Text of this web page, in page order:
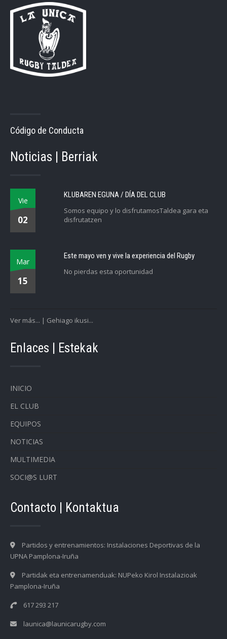
Código de Conducta
Noticias | Berriak
Vie
02
KLUBAREN EGUNA / DÍA DEL CLUB
Somos equipo y lo disfrutamosTaldea gara eta
disfrutatzen
Mar
15
Este mayo ven y vive la experiencia del Rugby
No pierdas esta oportunidad
Ver más... | Gehiago ikusi...
Enlaces | Estekak
INICIO
EL CLUB
EQUIPOS
NOTICIAS
MULTIMEDIA
SOCI@S LURT
Contacto | Kontaktua
Partidos y entrenamientos: Instalaciones Deportivas de la
UPNA Pamplona-Iruña
Partidak eta entrenamenduak: NUPeko Kirol Instalazioak
Pamplona-Iruña
617 293 217
launica@launicarugby.com